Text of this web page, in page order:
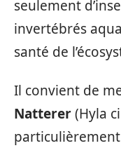
seulement
invertébrés
santé de
Il convient de
Natterer(Hyla
particulièrement